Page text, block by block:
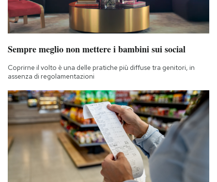
Sempre meglio non mettere i bambini sui social
Coprirne il volto è una delle pratiche più diffuse tra genitori, in
assenza di regolamentazioni